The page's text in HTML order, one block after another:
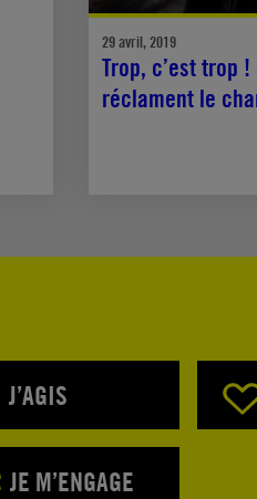
29 avril, 2019
Trop, c’est trop
réclament le
J’AGIS
JE M’ENGAGE